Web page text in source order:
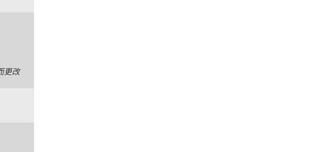
更改